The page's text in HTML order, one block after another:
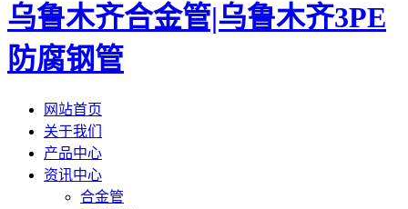
乌鲁木齐合金管|乌鲁木齐3PE
防腐钢管
网站首页
关于我们
产品中心
资讯中心
合金管